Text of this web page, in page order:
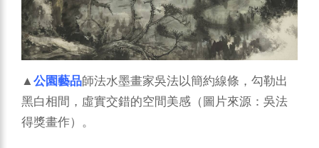
▲ 公園藝品師法水墨畫家吳法以簡約線條，勾勒出
黑白相間，虛實交錯的空間美感（圖片來源：吳法
得獎畫作）。